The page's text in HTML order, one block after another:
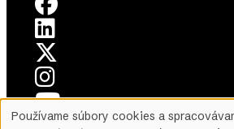
Používame súbory cookies a